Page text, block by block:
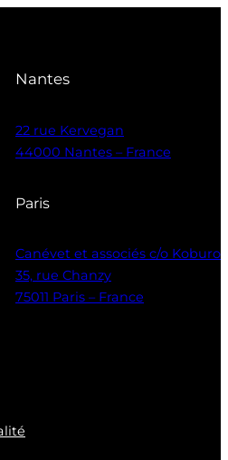
Nantes
22 rue Kervegan
44000 Nantes – France
Paris
Canévet et associés c/o Koburo
35, rue Chanzy
75011 Paris – France